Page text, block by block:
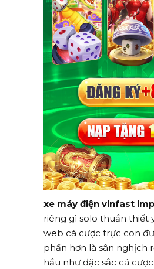
xe máy điện vinfast
riêng gì solo thuần thiết
web cá cược trực con
phần hơn là sân nghịch
hầu như đặc sắc cá